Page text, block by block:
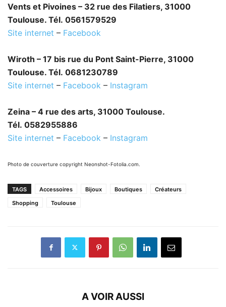
Vents et Pivoines – 32 rue des Filatiers, 31000
Toulouse. Tél. 0561579529
Site internet – Facebook
Wiroth – 17 bis rue du Pont Saint-Pierre, 31000
Toulouse. Tél. 0681230789
Site internet – Facebook – Instagram
Zeina – 4 rue des arts, 31000 Toulouse.
Tél. 0582955886
Site internet – Facebook – Instagram
Photo de couverture copyright Neonshot-Fotolia.com.
TAGS Accessoires Bijoux Boutiques
Créateurs
Shopping
Toulouse
A VOIR AUSSI